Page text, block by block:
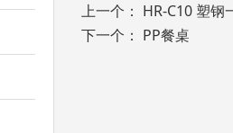
上一个： HR-C10 塑钢
下一个： PP餐桌